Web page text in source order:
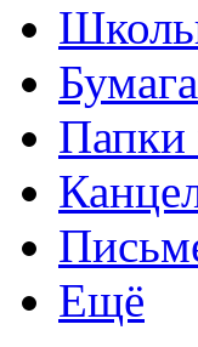
Папки
Ещё